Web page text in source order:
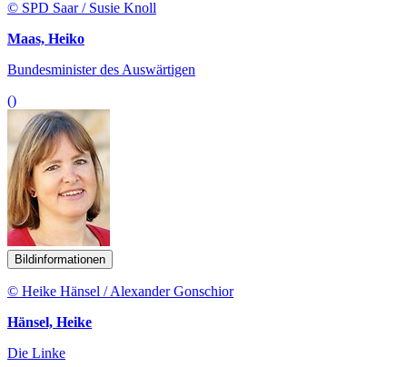
© SPD Saar / Susie Knoll
Maas, Heiko
Bundesminister des Auswärtigen
()
Bildinformationen
© Heike Hänsel / Alexander Gonschior
Hänsel, Heike
Die Linke